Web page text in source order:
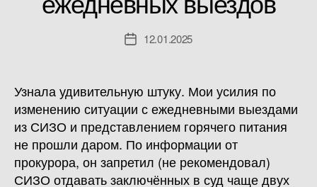
Дата12.01.2025
Узнала удивительную штуку. Мои усилия по
изменению ситуации с ежедневными выездами
из СИЗО и представлением горячего питания
не прошли даром. По информации от
прокурора, он запретил (не рекомендовал)
СИЗО отдавать заключённых в суд чаще двух